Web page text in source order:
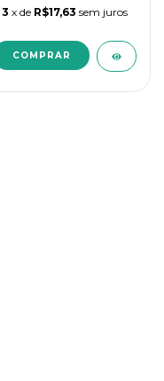
3 x de R$17,63 sem juros